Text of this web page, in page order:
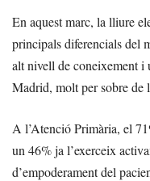
En aquest marc, la lliure
principals diferencials del
alt nivell de coneixement i
Madrid, molt per sobre de
A l’Atenció Primària, el
un 46% ja l’exerceix
d’empoderament del